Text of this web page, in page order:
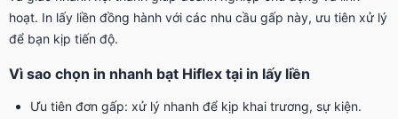
hoạt. In lấy liền đồng hành với các nhu cầu gấp này, ưu tiên xử lý
để bạn kịp tiến độ.
Vì sao chọn in nhanh bạt Hiflex tại in lấy liền
Ưu tiên đơn gấp: xử lý nhanh để kịp khai trương, sự kiện.